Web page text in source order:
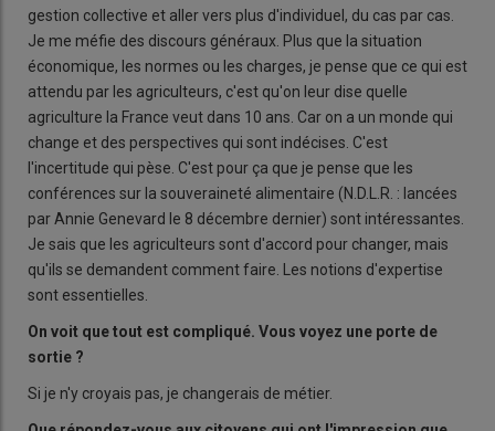
gestion collective et aller vers plus d'individuel, du cas par cas.
Je me méfie des discours généraux. Plus que la situation
économique, les normes ou les charges, je pense que ce qui est
attendu par les agriculteurs, c'est qu'on leur dise quelle
agriculture la France veut dans 10 ans. Car on a un monde qui
change et des perspectives qui sont indécises. C'est
l'incertitude qui pèse. C'est pour ça que je pense que les
conférences sur la souveraineté alimentaire (N.D.L.R. : lancées
par Annie Genevard le 8 décembre dernier) sont intéressantes.
Je sais que les agriculteurs sont d'accord pour changer, mais
qu'ils se demandent comment faire. Les notions d'expertise
sont essentielles.
On voit que tout est compliqué. Vous voyez une porte de
sortie ?
Si je n'y croyais pas, je changerais de métier.